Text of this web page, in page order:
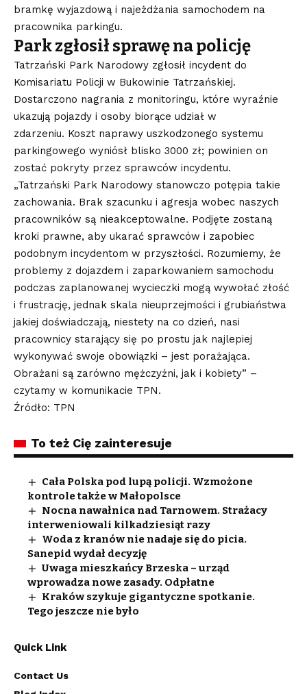
bramkę wyjazdową i najeżdżania samochodem na
pracownika parkingu.
Park zgłosił sprawę na policję
Tatrzański Park Narodowy zgłosił incydent do
Komisariatu Policji w Bukowinie Tatrzańskiej.
Dostarczono nagrania z monitoringu, które wyraźnie
ukazują pojazdy i osoby biorące udział w
zdarzeniu. Koszt naprawy uszkodzonego systemu
parkingowego wyniósł blisko 3000 zł; powinien on
zostać pokryty przez sprawców incydentu.
„Tatrzański Park Narodowy stanowczo potępia takie
zachowania. Brak szacunku i agresja wobec naszych
pracowników są nieakceptowalne. Podjęte zostaną
kroki prawne, aby ukarać sprawców i zapobiec
podobnym incydentom w przyszłości. Rozumiemy, że
problemy z dojazdem i zaparkowaniem samochodu
podczas zaplanowanej wycieczki mogą wywołać złość
i frustrację, jednak skala nieuprzejmości i grubiaństwa
jakiej doświadczają, niestety na co dzień, nasi
pracownicy starający się po prostu jak najlepiej
wykonywać swoje obowiązki – jest porażająca.
Obrażani są zarówno mężczyźni, jak i kobiety” –
czytamy w komunikacie TPN.
Źródło: TPN
To też Cię zainteresuje
Cała Polska pod lupą policji. Wzmożone
kontrole także w Małopolsce
Nocna nawałnica nad Tarnowem. Strażacy
interweniowali kilkadziesiąt razy
Woda z kranów nie nadaje się do picia.
Sanepid wydał decyzję
Uwaga mieszkańcy Brzeska – urząd
wprowadza nowe zasady. Odpłatne
Kraków szykuje gigantyczne spotkanie.
Tego jeszcze nie było
Quick Link
Contact Us